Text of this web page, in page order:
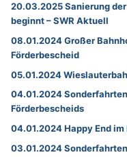
20.03.2025 Sanierung
beginnt – SWR Aktuell
08.01.2024 Großer
Förderbescheid
05.01.2024
04.01.2024
Förderbescheids
04.01.2024 Happy End im
03.01.2024